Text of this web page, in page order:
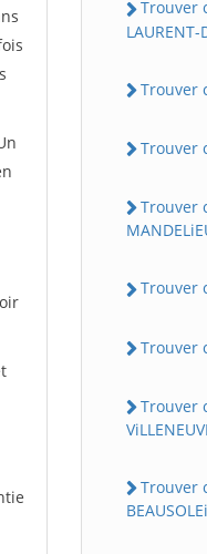
Trouver
LAURENT-
Trouver
Trouver
Trouver
Trouver
Trouver
Trouver
Trouver